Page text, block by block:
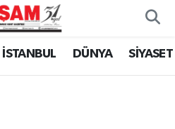
İSTANBUL DÜNYA SİYASET